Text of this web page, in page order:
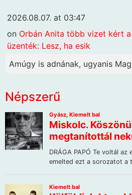
2026.08.07. at 03:47
on Orbán Anita több vizet kért
üzenték: Lesz, ha esik
Amúgy is adnának, ugyanis
Népszerű